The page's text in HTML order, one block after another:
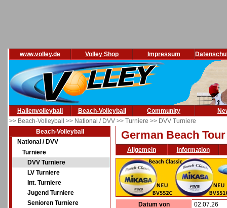
www.volley.de Volley Shop Impressum
Hallenvolleyball Beach-Volleyball Community
>> Beach-Volleyball >> National / DVV >> Turniere >> DVV Turniere
Beach-Volleyball
National / DVV
Turniere
DVV Turniere
LV Turniere
Int. Turniere
Jugend Turniere
Senioren Turniere
German Beach
Allgemein Information
Datum von
02.07.26